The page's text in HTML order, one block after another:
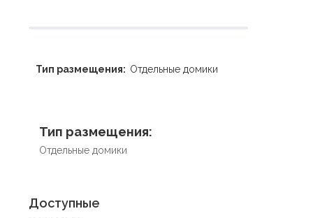
Тип размещения: Отдельные домики
Тип размещения:
Отдельные домики
Доступные